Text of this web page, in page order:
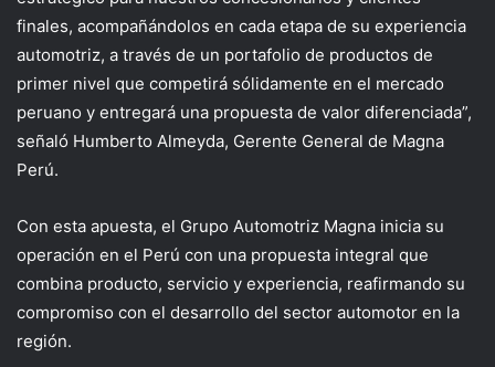
finales, acompañándolos en cada etapa de su experiencia
automotriz, a través de un portafolio de productos de
primer nivel que competirá sólidamente en el mercado
peruano y entregará una propuesta de valor diferenciada”,
señaló Humberto Almeyda, Gerente General de Magna
Perú.
Con esta apuesta, el Grupo Automotriz Magna inicia su
operación en el Perú con una propuesta integral que
combina producto, servicio y experiencia, reafirmando su
compromiso con el desarrollo del sector automotor en la
región.